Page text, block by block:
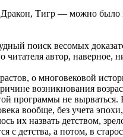
Тигр — можно было
поиск весомых
читателя автор, наверное,
о многовековой
возникнования
программы не
вообще, без учета
назвать детством,
с детства, а потом, в